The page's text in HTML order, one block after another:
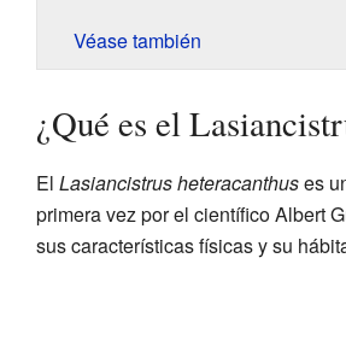
Véase también
¿Qué es el
El Lasiancistrus heteracanthuses
primera vez por el científico Albert
sus características físicas y su